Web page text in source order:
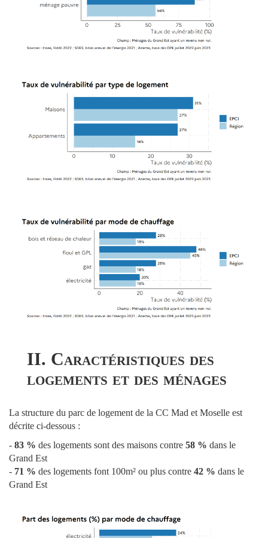
II. Caractéristiques des
logements et des ménages
La structure du parc de logement de la CC Mad et Moselle est
décrite ci-dessous :
- 83 % des logements sont des maisons contre 58 % dans le
Grand Est
- 71 % des logements font 100m² ou plus contre 42 % dans le
Grand Est